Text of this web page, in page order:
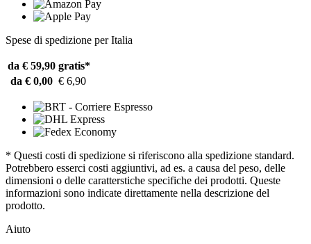
Spese di spedizione per Italia
da € 59,90 gratis*
da € 0,00 € 6,90
* Questi costi di spedizione si riferiscono alla spedizione standard.
Potrebbero esserci costi aggiuntivi, ad es. a causa del peso, delle
dimensioni o delle caratterstiche specifiche dei prodotti. Queste
informazioni sono indicate direttamente nella descrizione del
prodotto.
Aiuto